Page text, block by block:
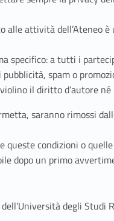
alle attività dell’Ateneo
specifico: a tutti i
spam o
il diritto d’autore
saranno rimossi
queste condizioni o
dopo un primo
degli Studi